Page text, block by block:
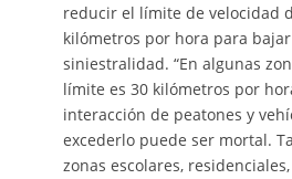
reducir el límite de velocidad
kilómetros por hora para
siniestralidad. “En algunas
límite es 30 kilómetros por
interacción de peatones y
excederlo puede ser mortal.
zonas escolares,